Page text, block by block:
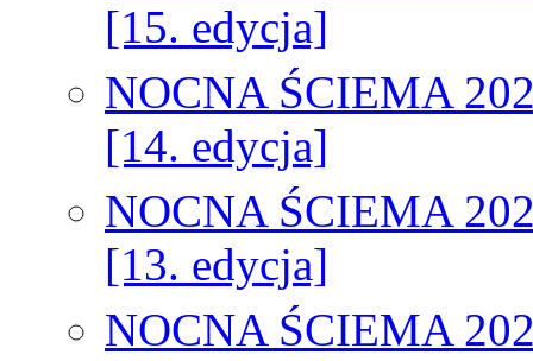
[15. edycja]
NOCNA ŚCIEMA
[14. edycja]
NOCNA ŚCIEMA
[13. edycja]
NOCNA ŚCIEMA